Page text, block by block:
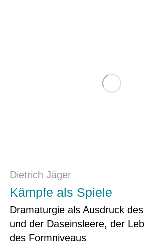
Dietrich Jäger
Kämpfe als Spiele
Dramaturgie als Ausdruck
und der Daseinsleere, der
des Formniveaus